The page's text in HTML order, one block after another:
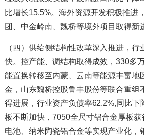
比增长15.5%。海外资源开发积极推进
团、中金岭南、魏桥等境外项目取得新
（四）供给侧结构性改革深入推进，行
快。控产能、调结构取得成效，330多
能置换转移至内蒙、云南等能源丰富地
金，山东魏桥控股鲁丰股份等联合重组
得进展，行业资产负债率62.2%,同比下
板不断加快，7050全尺寸铝合金厚板
电池、纳米陶瓷铝合金等实现产业化，